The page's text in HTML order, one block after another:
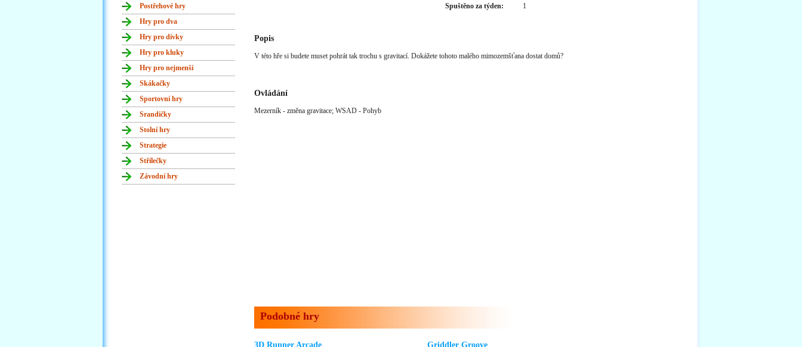
Postřehové hry
Hry pro dva
Hry pro dívky
Hry pro kluky
Hry pro nejmenší
Skákačky
Sportovní hry
Srandičky
Stolní hry
Strategie
Střílečky
Závodní hry
Spuštěno za týden:
1
Popis
V této hře si budete muset pohrát tak trochu s gravitací. Dokážete tohoto malého mimozemšťana dostat domů?
Ovládání
Mezerník - změna gravitace; WSAD - Pohyb
Podobné hry
3D Runner Arcade Griddler Groove